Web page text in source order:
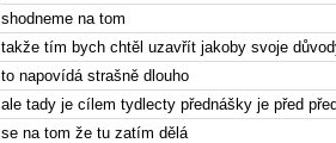
shodneme na tom
takže tím bych chtěl uzavřít jakoby svoje
to napovídá strašně dlouho
ale tady je cílem tydlecty přednášky je před
se na tom že tu zatím dělá